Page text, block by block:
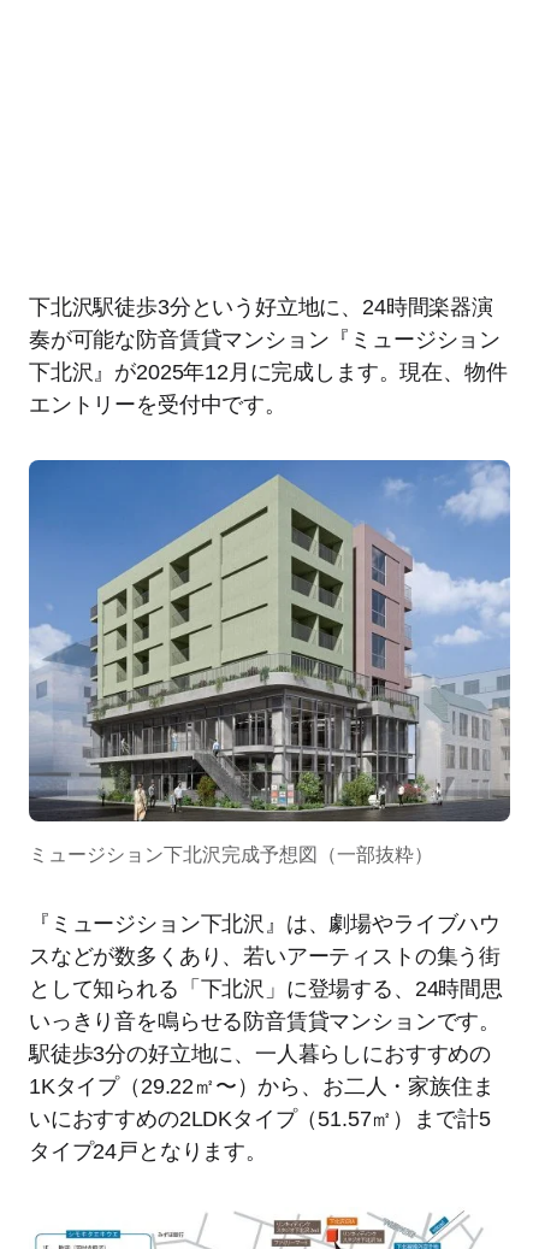
下北沢駅徒歩3分という好立地に、24時間楽器演
奏が可能な防音賃貸マンション『ミュージション
下北沢』が2025年12月に完成します。現在、物件
エントリーを受付中です。
ミュージション下北沢完成予想図（一部抜粋）
『ミュージション下北沢』は、劇場やライブハウ
スなどが数多くあり、若いアーティストの集う街
として知られる「下北沢」に登場する、24時間思
いっきり音を鳴らせる防音賃貸マンションです。
駅徒歩3分の好立地に、一人暮らしにおすすめの
1Kタイプ（29.22㎡〜）から、お二人・家族住ま
いにおすすめの2LDKタイプ（51.57㎡）まで計5
タイプ24戸となります。